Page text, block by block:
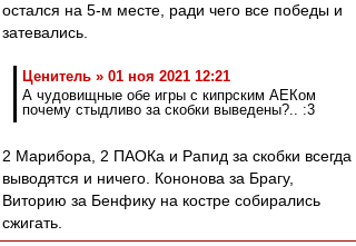
остался на 5-м месте, ради чего все победы и
затевались.
Ценитель » 01 ноя 2021 12:21
А чудовищные обе игры с кипрским АЕКом
почему стыдливо за скобки выведены?.. :3
2 Марибора, 2 ПАОКа и Рапид за скобки всегда
выводятся и ничего. Кононова за Брагу,
Виторию за Бенфику на костре собирались
сжигать.